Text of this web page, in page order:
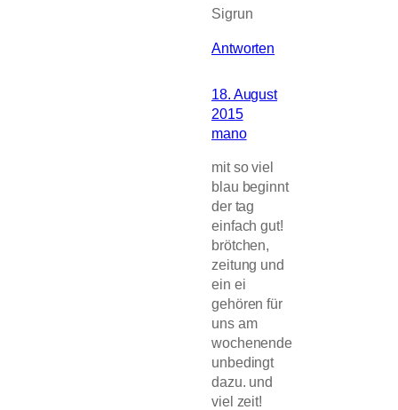
Sigrun
Antworten
18. August
2015
mano
mit so viel
blau beginnt
der tag
einfach gut!
brötchen,
zeitung und
ein ei
gehören für
uns am
wochenende
unbedingt
dazu. und
viel zeit!